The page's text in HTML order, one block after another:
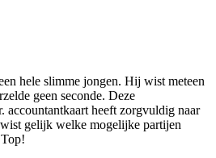
hele slimme jongen. Hij wist meteen
geen seconde. Deze
accountantkaart heeft zorgvuldig naar
gelijk welke mogelijke partijen